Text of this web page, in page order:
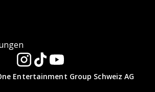
Entertainment Group Schweiz AG